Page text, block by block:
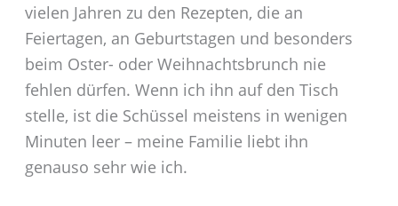
vielen Jahren zu den Rezepten, die an
Feiertagen, an Geburtstagen und besonders
beim Oster- oder Weihnachtsbrunch nie
fehlen dürfen. Wenn ich ihn auf den Tisch
stelle, ist die Schüssel meistens in wenigen
Minuten leer – meine Familie liebt ihn
genauso sehr wie ich.